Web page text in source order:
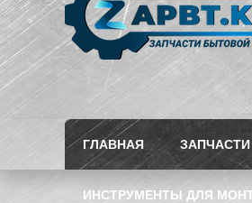
ГЛАВНАЯ
ИНСТРУМЕНТЫ ДЛЯ